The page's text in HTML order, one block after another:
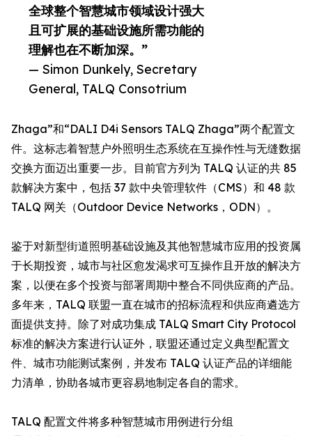
全球整个智慧城市领域设计强大
且可扩展的基础设施所需功能的
理解也在不断加深。”
— Simon Dunkely, Secretary
General, TALQ Consotrium
Zhaga”和“DALI D4i Sensors TALQ Zhaga”两个配置文
件。这标志着智慧户外照明生态系统在互操作性与无缝数据
交换方面迈出重要一步。目前官方列为 TALQ 认证的共 85
款解决方案中，包括 37 款中央管理软件（CMS）和 48 款
TALQ 网关（Outdoor Device Networks，ODN）。
鉴于对新型街道照明基础设施及其他智慧城市应用的投资属
于长期投资，城市与社区愈发渴求可互操作且开放的解决方
案，以便在多个投资与部署周期中整合不同供应商的产品。
多年来，TALQ 联盟一直在城市的招标流程和供应商遴选方
面提供支持。除了对成功集成 TALQ Smart City Protocol
标准的解决方案进行认证外，联盟还通过定义典型配置文
件、城市功能测试案例，并发布 TALQ 认证产品的详细能
力清单，协助各城市更容易地制定各自的需求。
TALQ 配置文件将多种智慧城市用例进行分组